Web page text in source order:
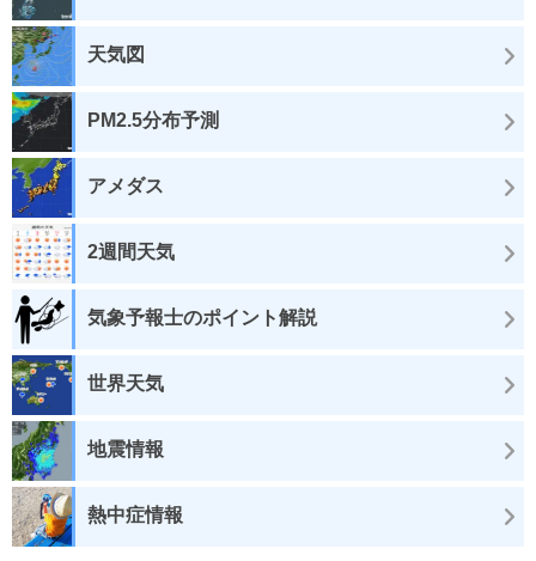
天気図
PM2.5分布予測
アメダス
2週間天気
気象予報士のポイント解説
世界天気
地震情報
熱中症情報